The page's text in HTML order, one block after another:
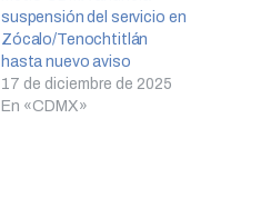
suspensión del servicio en
Zócalo/Tenochtitlán
hasta nuevo aviso
17 de diciembre de 2025
En «CDMX»